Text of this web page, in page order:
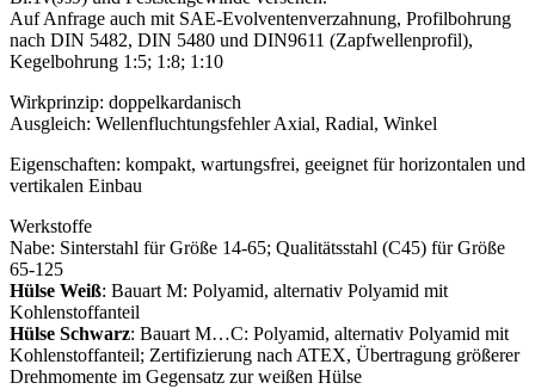
Auf Anfrage auch mit SAE-Evolventenverzahnung, Profilbohrung
nach DIN 5482, DIN 5480 und DIN9611 (Zapfwellenprofil),
Kegelbohrung 1:5; 1:8; 1:10
Wirkprinzip: doppelkardanisch
Ausgleich: Wellenfluchtungsfehler Axial, Radial, Winkel
Eigenschaften: kompakt, wartungsfrei, geeignet für horizontalen und
vertikalen Einbau
Werkstoffe
Nabe: Sinterstahl für Größe 14-65; Qualitätsstahl (C45) für Größe
65-125
Hülse Weiß: Bauart M: Polyamid, alternativ Polyamid mit
Kohlenstoffanteil
Hülse Schwarz: Bauart M…C: Polyamid, alternativ Polyamid mit
Kohlenstoffanteil; Zertifizierung nach ATEX, Übertragung größerer
Drehmomente im Gegensatz zur weißen Hülse